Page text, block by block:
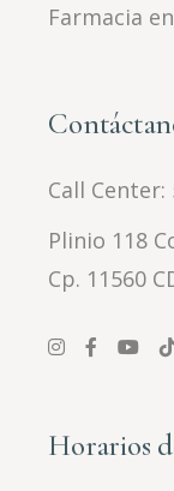
Farmacia
Call Center:
Plinio 118
Cp. 11560
Horarios